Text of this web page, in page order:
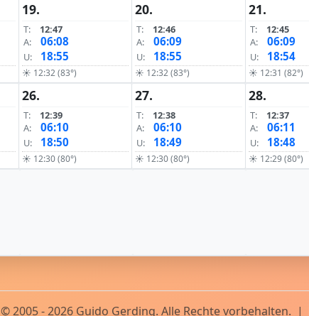
19.
T:
12:47
A:
06:08
U: 18:55
☀ 12:32 (83°)
20.
T:
12:46
A:
06:09
U: 18:55
☀ 12:32 (83°)
21.
T:
12:45
A:
06:09
U: 18:54
☀ 12:31 (82°)
26.
T:
12:39
A:
06:10
U: 18:50
☀ 12:30 (80°)
27.
T:
12:38
A:
06:10
U: 18:49
☀ 12:30 (80°)
28.
T:
12:37
A:
06:11
U: 18:48
☀ 12:29 (80°)
© 2005 - 2026 Guido Gerding. Alle Rechte vorbehalten. |